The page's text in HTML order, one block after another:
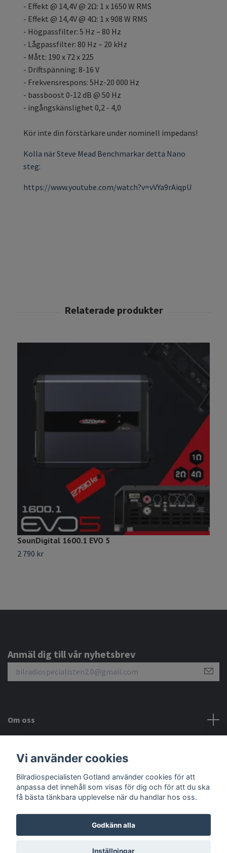
- Effekt @ 14,4V @ 2Ω: 1 x 1650 W RMS
- Effekt @ 14,4V @ 4Ω: 1 x 908 W RMS
- Högpassfilter: 5 Hz – 80 Hz
- Lågpassfilter: 80 Hz – 20 kHz
- Mått: 190 x 72 x 225
- Driftspänning: 8-16 V
- Frekvensrespons: 5Hz-20 000 Hz
- bassboost 0-12 dB @ 50 Hz
- ingångskänslighet 0,2 - 4,0
Kör inte din förstärkare under nominell impedans!
Kolla när Steve Mead Benchmarkar detta Nano
steg:
https://www.youtube.com/watch?v=vVYa9rAiqpU
SounDigital 1600.1 EVO 5
2 790 kr
Anmäl dig till vår nyhetsbrev
Om oss
Sociala medier
© 2026 Bilradiospecialisten Gotland
Vi använder cookies
Bilradiospecialisten Gotland använder cookies för att
anpassa det innehåll som visas för dig och för att du ska
få bästa tänkbara upplevelse när du handlar hos oss.
Godkänn alla
Inställningar